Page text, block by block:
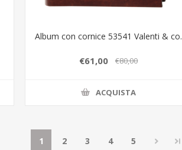
Album con cornice 53541 Valenti & co.
€61,00 €80,00
ACQUISTA
1 2 3 4 5